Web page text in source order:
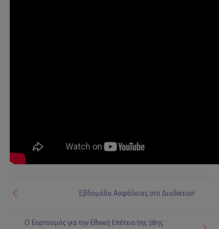
Ο Εορτασμός για την Εθνική Επέτειο της 28ης
Εβδομάδα Ασφάλειας στο Διαδίκτυο!